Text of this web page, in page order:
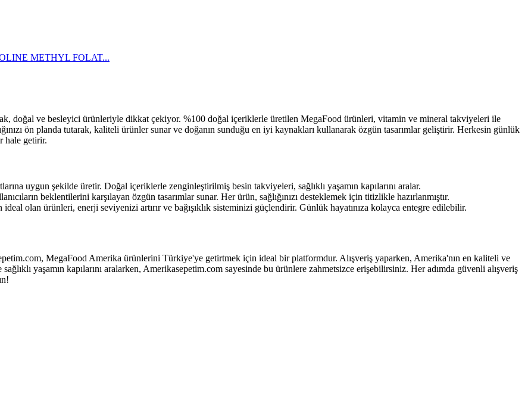
METHYL FOLAT...
doğal ve besleyici ürünleriyle dikkat çekiyor. %100 doğal içeriklerle üretilen MegaFood ürünleri, vitamin ve mineral takviyeleri ile
ön planda tutarak, kaliteli ürünler sunar ve doğanın sunduğu en iyi kaynakları kullanarak özgün tasarımlar geliştirir. Herkesin günlük
hale getirir.
uygun şekilde üretir. Doğal içeriklerle zenginleştirilmiş besin takviyeleri, sağlıklı yaşamın kapılarını aralar.
beklentilerini karşılayan özgün tasarımlar sunar. Her ürün, sağlığınızı desteklemek için titizlikle hazırlanmıştır.
olan ürünleri, enerji seviyenizi artırır ve bağışıklık sisteminizi güçlendirir. Günlük hayatınıza kolayca entegre edilebilir.
MegaFood Amerika ürünlerini Türkiye'ye getirtmek için ideal bir platformdur. Alışveriş yaparken, Amerika'nın en kaliteli ve
yaşamın kapılarını aralarken, Amerikasepetim.com sayesinde bu ürünlere zahmetsizce erişebilirsiniz. Her adımda güvenli alışveriş